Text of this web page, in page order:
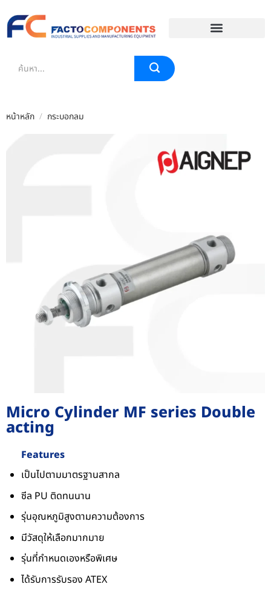
หน้าหลัก / กระบอกลม
Micro Cylinder MF series Double
acting
Features
เป็นไปตามมาตรฐานสากล
ซีล PU ติดทนนาน
รุ่นอุณหภูมิสูงตามความต้องการ
มีวัสดุให้เลือกมากมาย
รุ่นที่กำหนดเองหรือพิเศษ
ได้รับการรับรอง ATEX